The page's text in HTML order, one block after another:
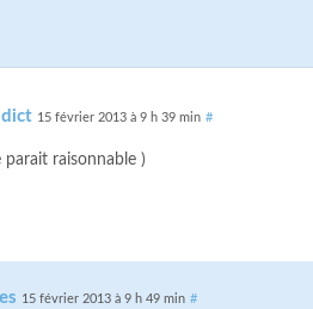
15 février 2013 à 9 h 39 min #
parait raisonnable )
15 février 2013 à 9 h 49 min #